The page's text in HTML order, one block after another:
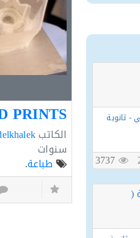
الكاتب
سنوات
طباعة.
- ثانوية
(